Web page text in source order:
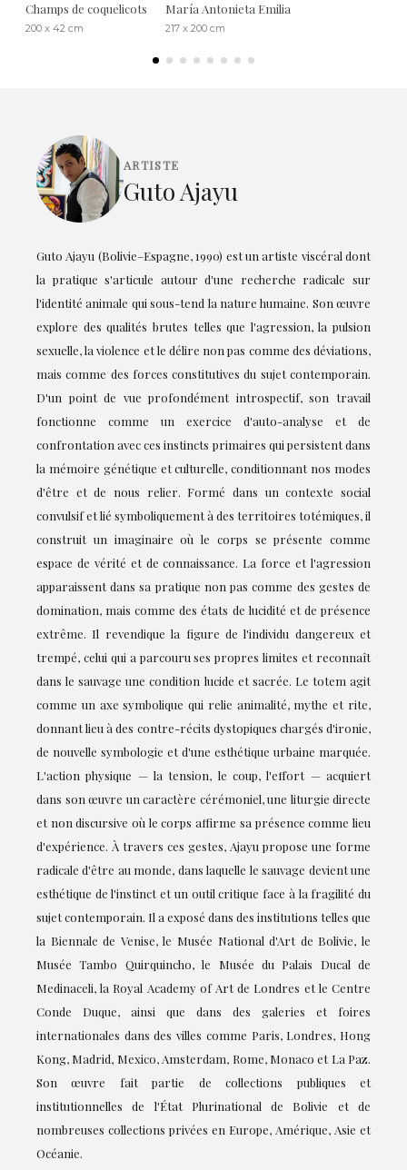
Champs de coquelicots
200 x 42 cm
María Antonieta Emilia
217 x 200 cm
ARTISTE
Guto Ajayu
Guto Ajayu (Bolivie–Espagne, 1990) est un artiste viscéral dont
la pratique s'articule autour d'une recherche radicale sur
l'identité animale qui sous-tend la nature humaine. Son œuvre
explore des qualités brutes telles que l'agression, la pulsion
sexuelle, la violence et le délire non pas comme des déviations,
mais comme des forces constitutives du sujet contemporain.
D'un point de vue profondément introspectif, son travail
fonctionne comme un exercice d'auto-analyse et de
confrontation avec ces instincts primaires qui persistent dans
la mémoire génétique et culturelle, conditionnant nos modes
d'être et de nous relier. Formé dans un contexte social
convulsif et lié symboliquement à des territoires totémiques, il
construit un imaginaire où le corps se présente comme
espace de vérité et de connaissance. La force et l'agression
apparaissent dans sa pratique non pas comme des gestes de
domination, mais comme des états de lucidité et de présence
extrême. Il revendique la figure de l'individu dangereux et
trempé, celui qui a parcouru ses propres limites et reconnaît
dans le sauvage une condition lucide et sacrée. Le totem agit
comme un axe symbolique qui relie animalité, mythe et rite,
donnant lieu à des contre-récits dystopiques chargés d'ironie,
de nouvelle symbologie et d'une esthétique urbaine marquée.
L'action physique — la tension, le coup, l'effort — acquiert
dans son œuvre un caractère cérémoniel, une liturgie directe
et non discursive où le corps affirme sa présence comme lieu
d'expérience. À travers ces gestes, Ajayu propose une forme
radicale d'être au monde, dans laquelle le sauvage devient une
esthétique de l'instinct et un outil critique face à la fragilité du
sujet contemporain. Il a exposé dans des institutions telles que
la Biennale de Venise, le Musée National d'Art de Bolivie, le
Musée Tambo Quirquincho, le Musée du Palais Ducal de
Medinaceli, la Royal Academy of Art de Londres et le Centre
Conde Duque, ainsi que dans des galeries et foires
internationales dans des villes comme Paris, Londres, Hong
Kong, Madrid, Mexico, Amsterdam, Rome, Monaco et La Paz.
Son œuvre fait partie de collections publiques et
institutionnelles de l'État Plurinational de Bolivie et de
nombreuses collections privées en Europe, Amérique, Asie et
Océanie.